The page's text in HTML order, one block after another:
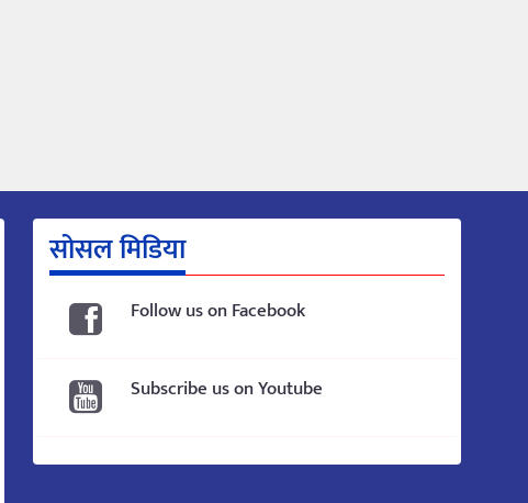
सोसल मिडिया
Follow us on Facebook
Subscribe us on Youtube